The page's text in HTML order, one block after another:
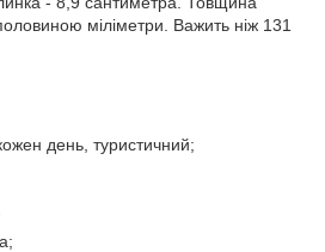
міліметри. Важить ніж 131
день, туристичний;